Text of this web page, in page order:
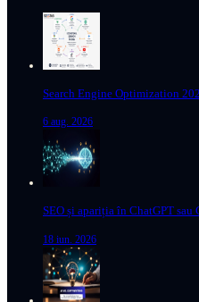
Search Engine Optimization
6 aug. 2026
SEO și apariția în ChatGPT
18 iun. 2026